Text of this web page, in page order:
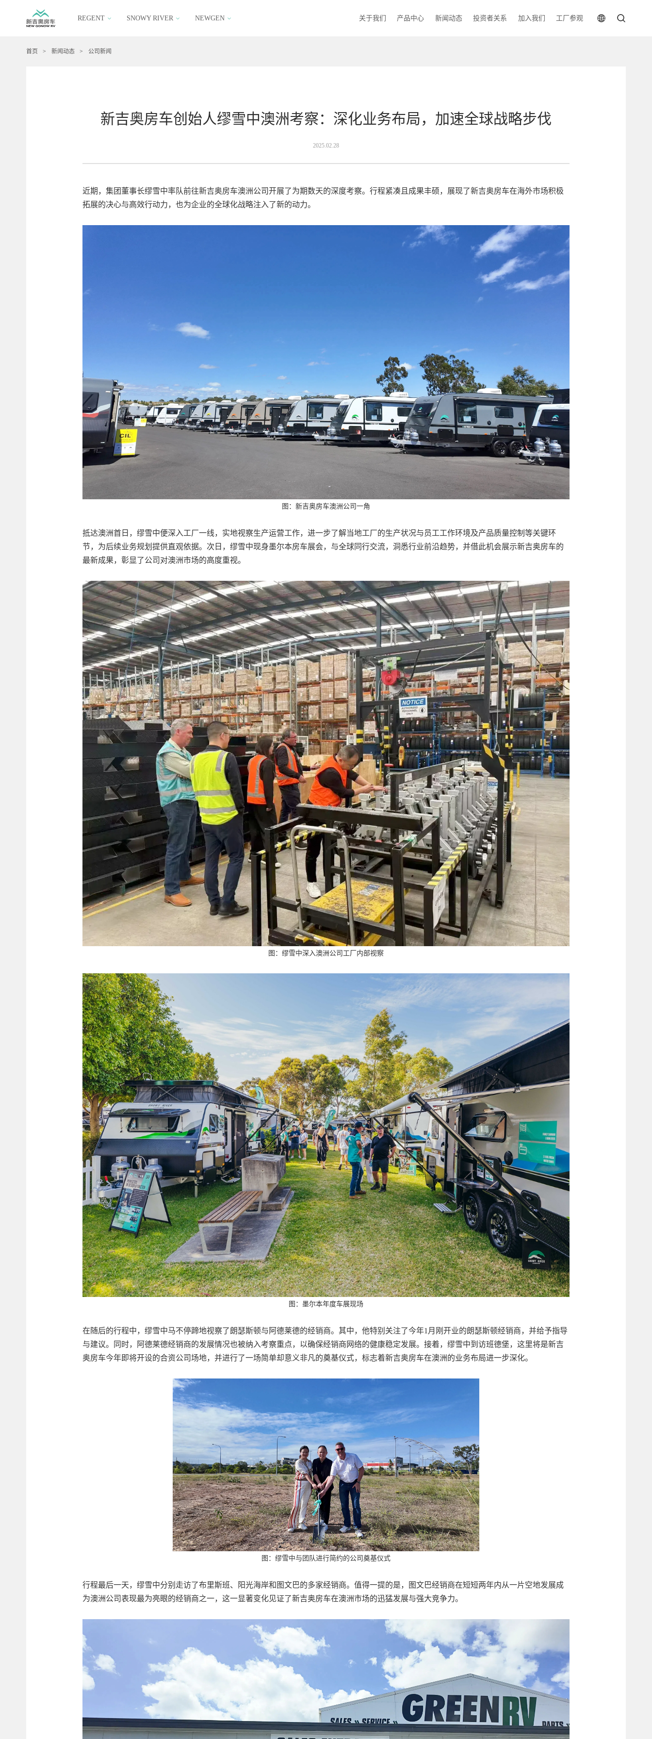
REGENT SNOWY RIVER NEWGEN 关于我们 产品中心 新闻动态 投资者关系 加入我们 工厂参观
首页 > 新闻动态 > 公司新闻
新吉奥房车创始人缪雪中澳洲考察：深化业务布局，加速全球战略步伐
2025.02.28
近期，集团董事长缪雪中率队前往新吉奥房车澳洲公司开展了为期数天的深度考察。行程紧凑且成果丰硕，展现了新吉奥房车在海外市场积极
拓展的决心与高效行动力，也为企业的全球化战略注入了新的动力。
图：新吉奥房车澳洲公司一角
抵达澳洲首日，缪雪中便深入工厂一线，实地视察生产运营工作，进一步了解当地工厂的生产状况与员工工作环境及产品质量控制等关键环
节，为后续业务规划提供直观依据。次日，缪雪中现身墨尔本房车展会，与全球同行交流，洞悉行业前沿趋势，并借此机会展示新吉奥房车的
最新成果，彰显了公司对澳洲市场的高度重视。
图：缪雪中深入澳洲公司工厂内部视察
图：墨尔本年度车展现场
在随后的行程中，缪雪中马不停蹄地视察了朗瑟斯顿与阿德莱德的经销商。其中，他特别关注了今年1月刚开业的朗瑟斯顿经销商，并给予指导
与建议。同时，阿德莱德经销商的发展情况也被纳入考察重点，以确保经销商网络的健康稳定发展。接着，缪雪中到访班德堡，这里将是新吉
奥房车今年即将开设的合资公司场地，并进行了一场简单却意义非凡的奠基仪式，标志着新吉奥房车在澳洲的业务布局进一步深化。
图：缪雪中与团队进行简约的公司奠基仪式
行程最后一天，缪雪中分别走访了布里斯班、阳光海岸和图文巴的多家经销商。值得一提的是，图文巴经销商在短短两年内从一片空地发展成
为澳洲公司表现最为亮眼的经销商之一，这一显著变化见证了新吉奥房车在澳洲市场的迅猛发展与强大竞争力。